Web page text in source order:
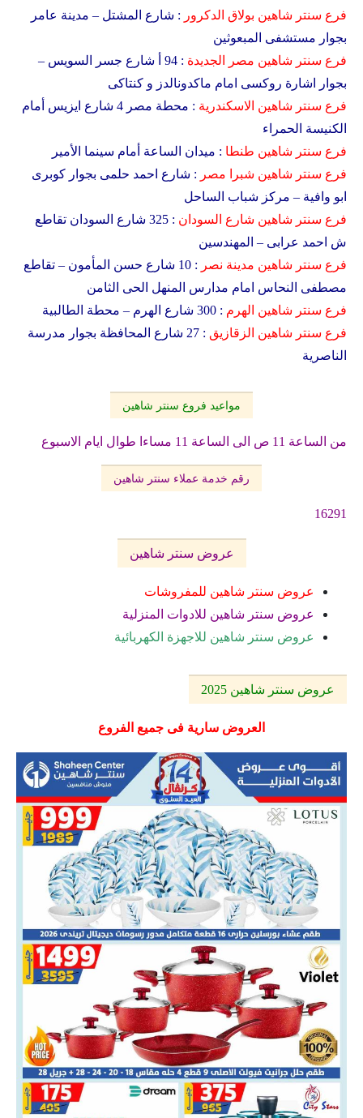
فرع سنتر شاهين بولاق الدكرور : شارع المشتل – مدينة عامر
بجوار مستشفى المبعوثين
فرع سنتر شاهين مصر الجديدة
: 94 أ شارع جسر السويس –
بجوار اشارة روكسى امام ماكدونالدز و كنتاكى
فرع سنتر شاهين الاسكندرية
: محطة مصر 4 شارع ايزيس أمام
الكنيسة الحمراء
فرع سنتر شاهين طنطا : ميدان الساعة أمام سينما الأمير
فرع سنتر شاهين شبرا مصر : شارع احمد حلمى بجوار كوبرى
ابو وافية – مركز شباب الساحل
فرع سنتر شاهين شارع السودان
: 325 شارع السودان تقاطع
ش احمد عرابى – المهندسين
فرع سنتر شاهين مدينة نصر
: 10 شارع حسن المأمون – تقاطع
مصطفى النحاس امام مدارس المنهل الحى الثامن
فرع سنتر شاهين الهرم : 300 شارع الهرم – محطة الطالبية
فرع سنتر شاهين الزقازيق
: 27 شارع المحافظة بجوار مدرسة
الناصرية
مواعيد فروع سنتر شاهين
من الساعة 11 ص الى الساعة 11 مساءا طوال ايام الاسبوع
رقم خدمة عملاء سنتر شاهين
16291
عروض سنتر شاهين
عروض سنتر شاهين للمفروشات
عروض سنتر شاهين للادوات المنزلية
عروض سنتر شاهين للاجهزة الكهربائية
عروض سنتر شاهين 2025
العروض سارية فى جميع الفروع